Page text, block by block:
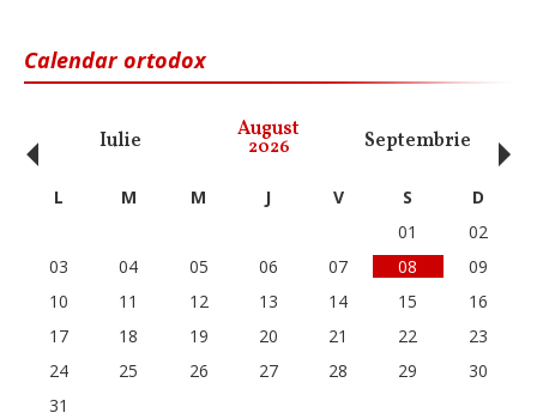
Calendar ortodox
Iulie August
2026 Septembrie
‹ L M M J V S
D
01
02
03
04 05 06 07 08
09
10
11 12 13 14 15
16
17
18 19 20 21 22
23
24
25 26 27 28 29
30
31